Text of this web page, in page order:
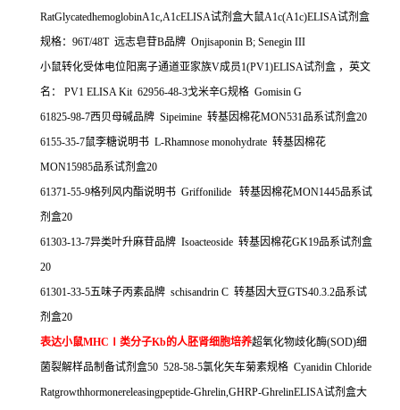
RatGlycatedhemoglobinA1c,A1cELISA试剂盒大鼠A1c(A1c)ELISA试剂盒
规格： 96T/48T 远志皂苷B品牌 Onjisaponin B; Senegin III
小鼠转化受体电位阳离子通道亚家族V成员1(PV1)ELISA试剂盒 ，英文
名：
PV1 ELISA Kit 62956-48-3戈米辛G规格 Gomisin G
61825-98-7西贝母碱品牌 Sipeimine 转基因棉花MON531品系试剂盒20
6155-35-7鼠李糖说明书 L-Rhamnose monohydrate 转基因棉花
MON15985品系试剂盒20
61371-55-9格列风内酯说明书 Griffonilide 转基因棉花MON1445品系试
剂盒20
61303-13-7异类叶升麻苷品牌 Isoacteoside 转基因棉花GK19品系试剂盒
20
61301-33-5五味子丙素品牌 schisandrin C 转基因大豆GTS40.3.2品系试
剂盒20
表达小鼠MHC Ⅰ类分子Kb的人胚肾细胞培养超氧化物歧化酶(SOD)细
菌裂解样品制备试剂盒50 528-58-5氯化矢车菊素规格 Cyanidin Chloride
Ratgrowthhormonereleasingpeptide-Ghrelin,GHRP-GhrelinELISA试剂盒大